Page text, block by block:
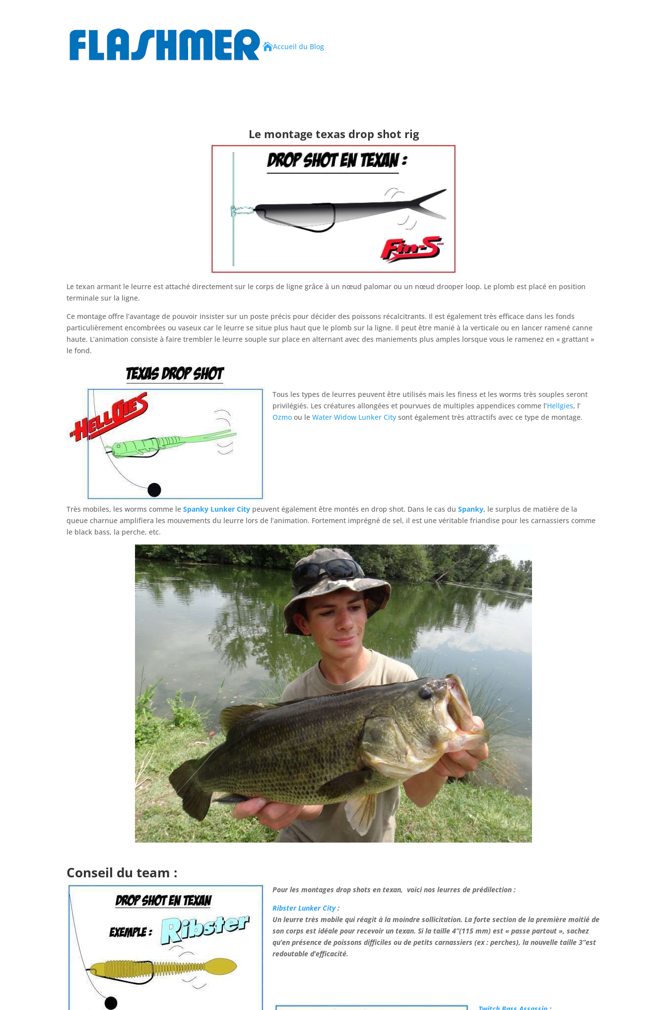
Accueil du Blog
Le montage texas drop shot rig
Le texan armant le leurre est attaché directement sur le corps de ligne grâce à un nœud palomar ou un nœud drooper loop. Le plomb est placé en position
terminale sur la ligne.
Ce montage offre l’avantage de pouvoir insister sur un poste précis pour décider des poissons récalcitrants. Il est également très efficace dans les fonds
particulièrement encombrées ou vaseux car le leurre se situe plus haut que le plomb sur la ligne. Il peut être manié à la verticale ou en lancer ramené canne
haute. L’animation consiste à faire trembler le leurre souple sur place en alternant avec des maniements plus amples lorsque vous le ramenez en « grattant »
le fond.
Tous les types de leurres peuvent être utilisés mais les finess et les worms très souples seront
privilégiés. Les créatures allongées et pourvues de multiples appendices comme l’Hellgies, l’
Ozmo ou leWater Widow Lunker City sont également très attractifs avec ce type de montage.
Très mobiles, les worms comme leSpanky Lunker City peuvent également être montés en drop shot. Dans le cas duSpanky, le surplus de matière de la
queue charnue amplifiera les mouvements du leurre lors de l’animation. Fortement imprégné de sel, il est une véritable friandise pour les carnassiers comme
le black bass, la perche, etc.
Conseil du team :
Pour les montages drop shots en texan, voici nos leurres de prédilection :
Ribster Lunker City:
Un leurre très mobile qui réagit à la moindre sollicitation. La forte section de la première moitié de
son corps est idéale pour recevoir un texan. Si la taille 4’’(115 mm) est « passe partout », sachez
qu’en présence de poissons difficiles ou de petits carnassiers (ex : perches), la nouvelle taille 3’’est
redoutable d’efficacité.